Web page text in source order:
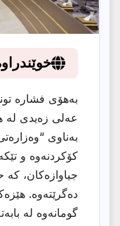
بەهۆی فشارە
عەلی زەیدی لە
بەناوی
كۆكردنەوە و
جیاوازەكان،
دەگرێتەوە.
گومانەوە لە